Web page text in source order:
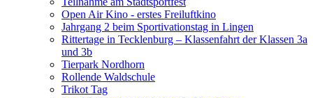
Open Air Kino - erstes Freiluftkino
Jahrgang 2 beim Sportivationstag in Lingen
Rittertage in Tecklenburg – Klassenfahrt der Klassen 3a
und 3b
Tierpark Nordhorn
Rollende Waldschule
Trikot Tag